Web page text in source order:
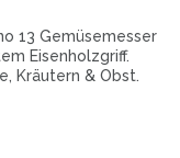
13 Gemüsemesser
Eisenholzgriff.
Kräutern & Obst.